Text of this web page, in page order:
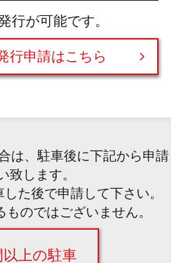
行が可能です。
行申請はこちら
は、駐車後に下記から申請
致します。
た後で申請して下さい。
のではございません。
上の駐車